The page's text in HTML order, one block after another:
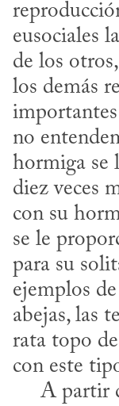
eusociales
de los
los demás
no
hormiga se
diez veces
con su
se le
para su
ejemplos
abejas, las
rata topo
con este